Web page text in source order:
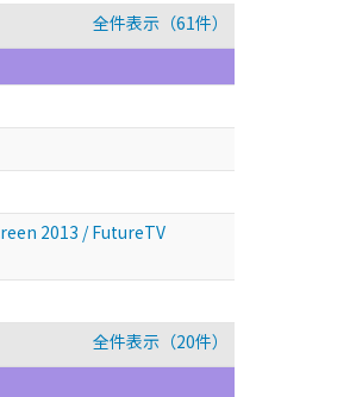
全件表示（61件）
2013 / FutureTV
全件表示（20件）